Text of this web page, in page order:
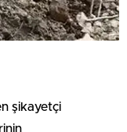
şikayetçi